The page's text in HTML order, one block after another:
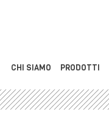
CHI SIAMO PRODOTTI